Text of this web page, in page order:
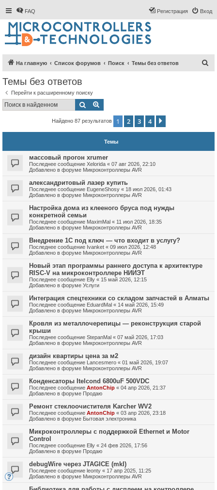
FAQ Вход
Регистрация
На главную Список форумов Поиск Темы без ответов
Темы без ответов
Перейти к расширенному поиску
Поиск
Найдено 87 результатов 1 2 3 4
Темы
массовый прогон xrumer
Последнее сообщение Xelorida « 07 авг 2026, 22:10
Добавлено в форуме Микроконтроллеры AVR
александритовый лазер купить
Последнее сообщение EugeneShosy « 18 июл 2026, 01:43
Добавлено в форуме Микроконтроллеры AVR
Настройка дома из клееного бруса под нужды
конкретной семьи
Последнее сообщение MaximMal « 11 июл 2026, 18:35
Добавлено в форуме Микроконтроллеры AVR
Внедрение 1С под ключ — что входит в услугу?
Последнее сообщение Ivanket « 09 июл 2026, 12:48
Добавлено в форуме Микроконтроллеры AVR
Новый этап программы раннего доступа к архитектуре
RISC-V на микроконтроллере НИИЭТ
Последнее сообщение Elly « 15 май 2026, 12:15
Добавлено в форуме Услуги
Интеграция спецтехники со складом запчастей в Алматы
Последнее сообщение EduardMal « 14 май 2026, 15:49
Добавлено в форуме Микроконтроллеры AVR
Кровля из металлочерепицы — реконструкция старой
крыши
Последнее сообщение StepanMal « 07 май 2026, 17:03
Добавлено в форуме Микроконтроллеры AVR
дизайн квартиры цена за м2
Последнее сообщение Lancesmero « 01 май 2026, 19:07
Добавлено в форуме Микроконтроллеры AVR
Конденсаторы Itelcond 6800uF 500VDC
Последнее сообщение AntonChip « 04 апр 2026, 21:37
Добавлено в форуме Продаю
Ремонт стеклоочистителя Karcher WV2
Последнее сообщение AntonChip « 03 апр 2026, 23:18
Добавлено в форуме Бытовая электроника
Микроконтроллеры с поддержкой Ethernet и Motor
Control
Последнее сообщение Elly « 24 фев 2026, 17:56
Добавлено в форуме Продаю
debugWire через JTAGICE (mkI)
Последнее сообщение leonty « 17 апр 2025, 11:25
Добавлено в форуме Микроконтроллеры AVR